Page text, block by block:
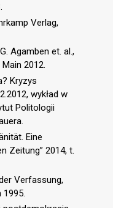
Verlag,
Agamben et. al.,
2012.
Kryzys
wykład w
Politologii
Eine
Zeitung” 2014, t.
Verfassung,